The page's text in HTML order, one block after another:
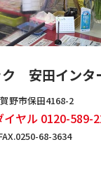
ク 安田インタ
野市保田4168-2
ヤル 0120-589-
68-3634